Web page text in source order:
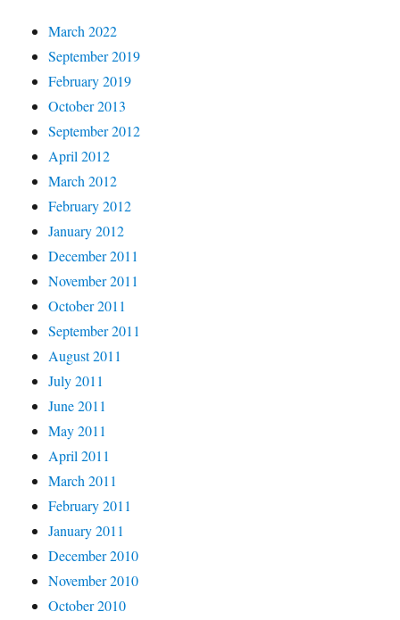
March 2022
September 2019
February 2019
October 2013
September 2012
April 2012
March 2012
February 2012
January 2012
December 2011
November 2011
October 2011
September 2011
August 2011
July 2011
June 2011
May 2011
April 2011
March 2011
February 2011
January 2011
December 2010
November 2010
October 2010